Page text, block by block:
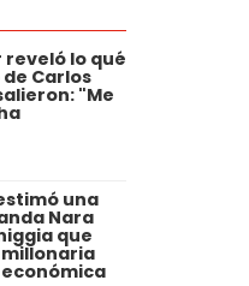
reveló lo qué
Carlos
"Me
una
Nara
que